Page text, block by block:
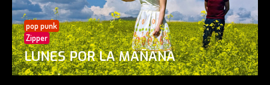
pop punk
Zipper
LUNES POR LA MAÑANA